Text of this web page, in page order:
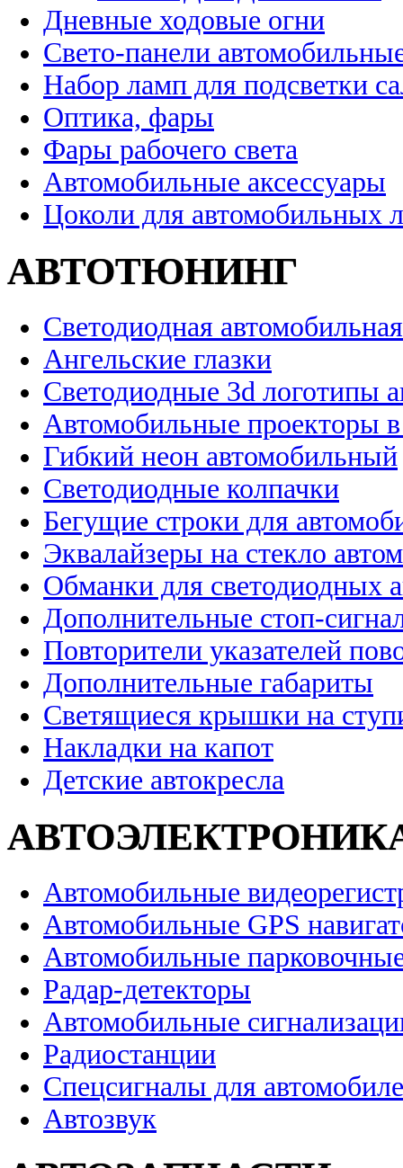
Дневные ходовые огни
Свето-панели
Набор ламп для подсветки
Оптика, фары
Фары рабочего света
Автомобильные аксессуары
Цоколи для автомобильных
АВТОТЮНИНГ
Светодиодная
Ангельские глазки
Светодиодные 3d логотипы
Автомобильные проекторы
Гибкий неон автомобильный
Светодиодные колпачки
Бегущие строки для
Эквалайзеры на стекло
Обманки для светодиодных
Дополнительные стоп-
Повторители указателей
Дополнительные габариты
Светящиеся крышки на
Накладки на капот
Детские автокресла
Автомобильные
Автомобильные GPS
Автомобильные
Радар-детекторы
Автомобильные
Радиостанции
Спецсигналы для
Автозвук